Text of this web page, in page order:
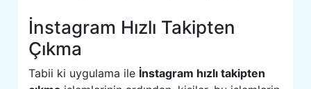
İnstagram Hızlı Takipten
Çıkma
Tabii ki uygulama ile İnstagram hızlı takipten